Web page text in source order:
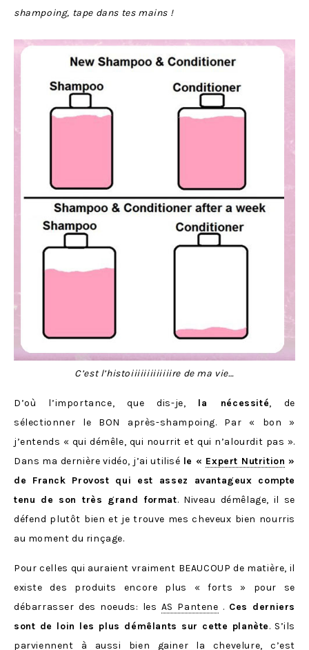
shampoing, tape dans tes mains !
C’est l’histoiiiiiiiiiiiiire de ma vie…
D’où l’importance, que dis-je, la nécessité, de
sélectionner le BON après-shampoing. Par « bon »
j’entends « qui démêle, qui nourrit et qui n’alourdit pas ».
Dans ma dernière vidéo, j’ai utilisé le « Expert Nutrition »
de Franck Provost qui est assez avantageux compte
tenu de son très grand format. Niveau démêlage, il se
défend plutôt bien et je trouve mes cheveux bien nourris
au moment du rinçage.
Pour celles qui auraient vraiment BEAUCOUP de matière, il
existe des produits encore plus « forts » pour se
débarrasser des noeuds: les AS Pantene . Ces derniers
sont de loin les plus démêlants sur cette planète. S’ils
parviennent à aussi bien gainer la chevelure, c’est